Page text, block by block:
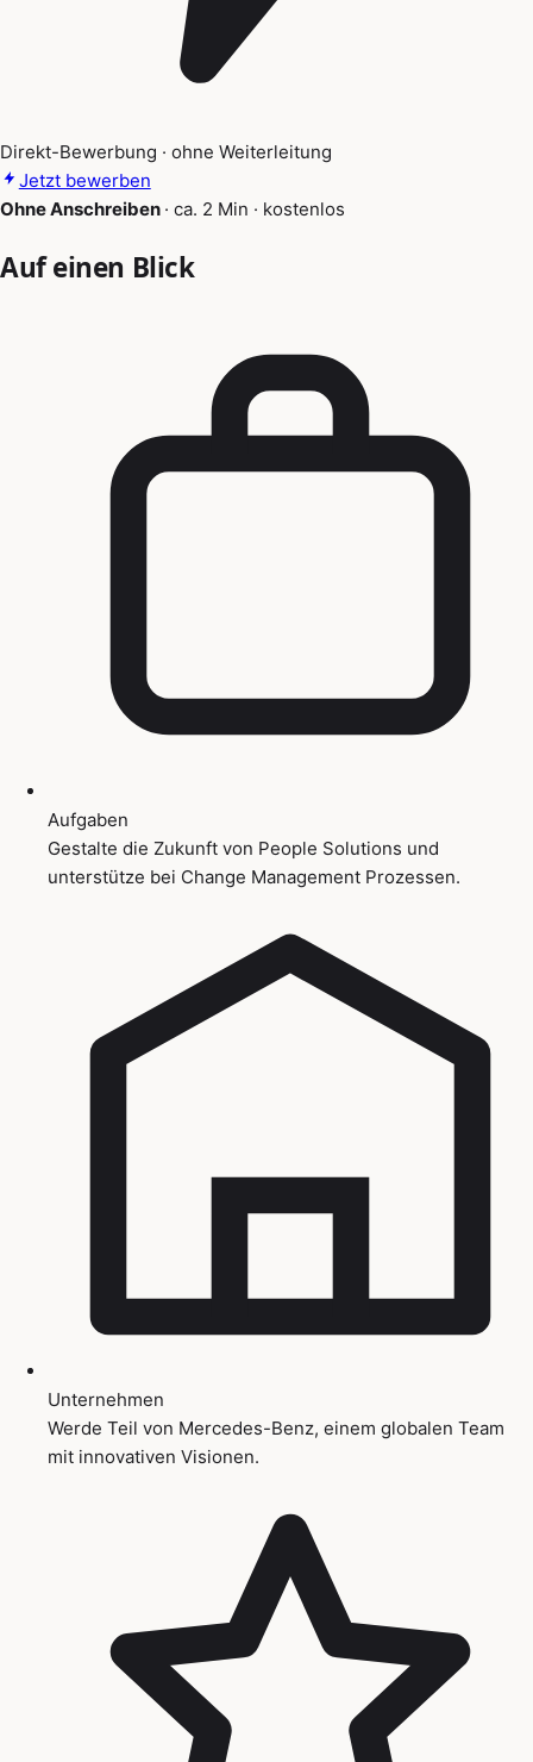
Direkt-Bewerbung · ohne Weiterleitung
Jetzt bewerben
Ohne Anschreiben · ca. 2 Min · kostenlos
Auf einen Blick
Aufgaben
Gestalte die Zukunft von People Solutions und
unterstütze bei Change Management Prozessen.
Unternehmen
Werde Teil von Mercedes-Benz, einem globalen Team
mit innovativen Visionen.